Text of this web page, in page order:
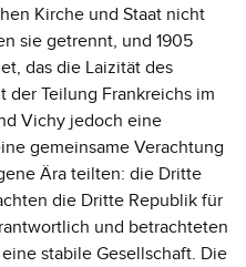
Kirche und Staat nicht
sie getrennt, und 1905
das die Laizität des
der Teilung Frankreichs im
Vichy jedoch eine
gemeinsame Verachtung
Ära teilten: die Dritte
die Dritte Republik für
und betrachteten
stabile Gesellschaft. Die